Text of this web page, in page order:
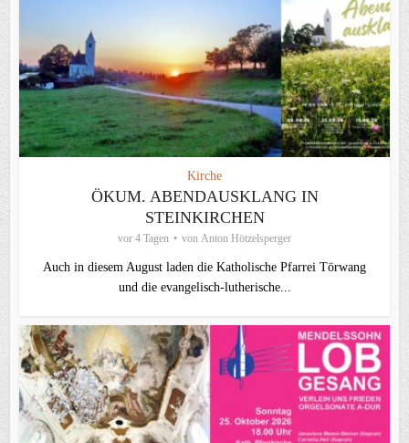
Kirche
ÖKUM. ABENDAUSKLANG IN
STEINKIRCHEN
vor 4 Tagen von Anton Hötzelsperger
Auch in diesem August laden die Katholische Pfarrei Törwang
und die evangelisch‑lutherische...